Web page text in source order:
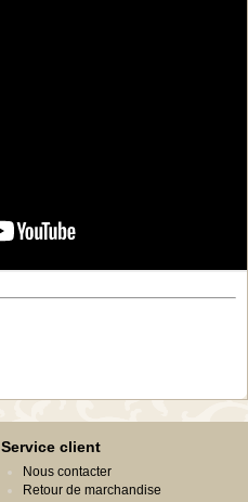
Service client
Nous contacter
Retour de marchandise